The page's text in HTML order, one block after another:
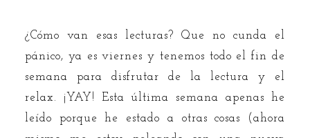
¿Cómo van esas lecturas? Que no cunda el
pánico, ya es viernes y tenemos todo el fin de
semana para disfrutar de la lectura y el
relax. ¡YAY! Esta última semana apenas he
leído porque he estado a otras cosas (ahora